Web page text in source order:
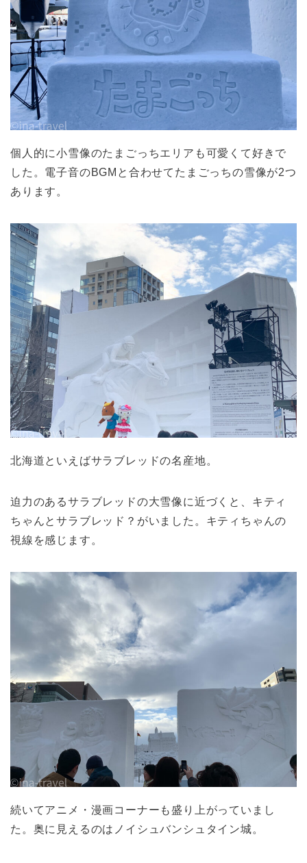
個人的に小雪像のたまごっちエリアも可愛くて好きで
した。電子音のBGMと合わせてたまごっちの雪像が2つ
あります。
北海道といえばサラブレッドの名産地。
迫力のあるサラブレッドの大雪像に近づくと、キティ
ちゃんとサラブレッド？がいました。キティちゃんの
視線を感じます。
続いてアニメ・漫画コーナーも盛り上がっていまし
た。奥に見えるのはノイシュバンシュタイン城。